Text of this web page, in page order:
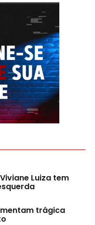
Luiza tem
trágica